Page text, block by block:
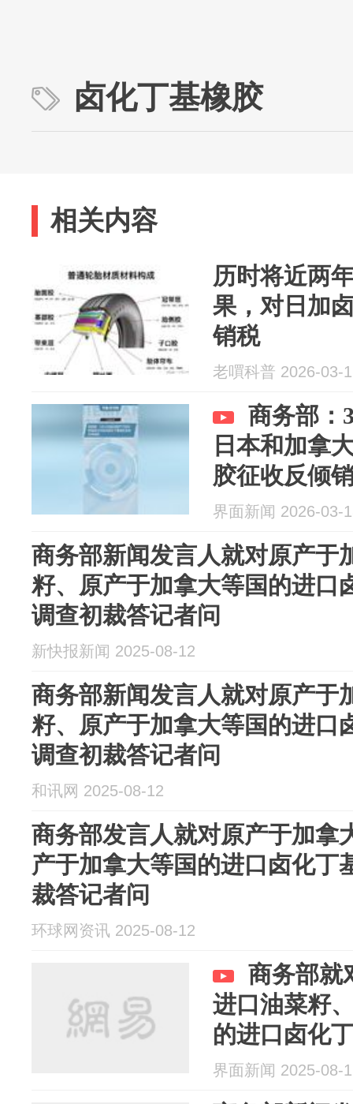
卤化丁基橡胶
相关内容
历时将近两
果，对日加
销税
老嘪科普 2026-03-
商务部：
日本和加拿
胶征收反倾
界面新闻 2026-03-
商务部新闻发言人就对原产于
籽、原产于加拿大等国的进口
调查初裁答记者问
新快报新闻 2025-08-12
商务部新闻发言人就对原产于
籽、原产于加拿大等国的进口
调查初裁答记者问
和讯网 2025-08-12
商务部发言人就对原产于加拿
产于加拿大等国的进口卤化丁
裁答记者问
环球网资讯 2025-08-12
商务部就
进口油菜籽
的进口卤化
初裁答记者
界面新闻 2025-08-